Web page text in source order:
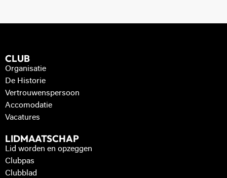
CLUB
Organisatie
De Historie
Vertrouwenspersoon
Accomodatie
Vacatures
LIDMAATSCHAP
Lid worden en opzeggen
Clubpas
Clubblad